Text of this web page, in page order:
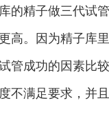
的精子做三代试
高。因为精子库
管成功的因素比
不满足要求，并